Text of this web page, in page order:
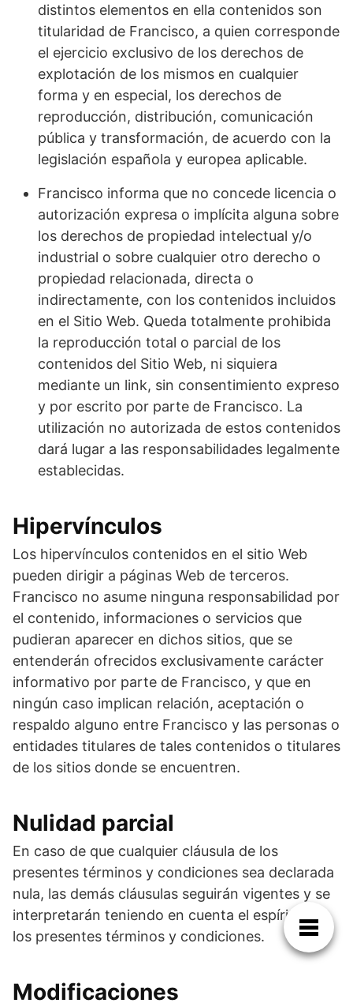
distintos elementos en ella contenidos son
titularidad de Francisco, a quien corresponde
el ejercicio exclusivo de los derechos de
explotación de los mismos en cualquier
forma y en especial, los derechos de
reproducción, distribución, comunicación
pública y transformación, de acuerdo con la
legislación española y europea aplicable.
Francisco informa que no concede licencia o
autorización expresa o implícita alguna sobre
los derechos de propiedad intelectual y/o
industrial o sobre cualquier otro derecho o
propiedad relacionada, directa o
indirectamente, con los contenidos incluidos
en el Sitio Web. Queda totalmente prohibida
la reproducción total o parcial de los
contenidos del Sitio Web, ni siquiera
mediante un link, sin consentimiento expreso
y por escrito por parte de Francisco. La
utilización no autorizada de estos contenidos
dará lugar a las responsabilidades legalmente
establecidas.
Hipervínculos
Los hipervínculos contenidos en el sitio Web
pueden dirigir a páginas Web de terceros.
Francisco no asume ninguna responsabilidad por
el contenido, informaciones o servicios que
pudieran aparecer en dichos sitios, que se
entenderán ofrecidos exclusivamente carácter
informativo por parte de Francisco, y que en
ningún caso implican relación, aceptación o
respaldo alguno entre Francisco y las personas o
entidades titulares de tales contenidos o titulares
de los sitios donde se encuentren.
Nulidad parcial
En caso de que cualquier cláusula de los
presentes términos y condiciones sea declarada
nula, las demás cláusulas seguirán vigentes y se
interpretarán teniendo en cuenta el espíritu de
los presentes términos y condiciones.
Modificaciones